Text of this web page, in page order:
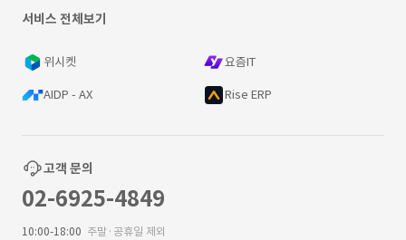
서비스 전체보기
위시켓 요즘IT
AIDP - AX Rise ERP
고객 문의
02-6925-4849
10:00-18:00 주말·공휴일 제외